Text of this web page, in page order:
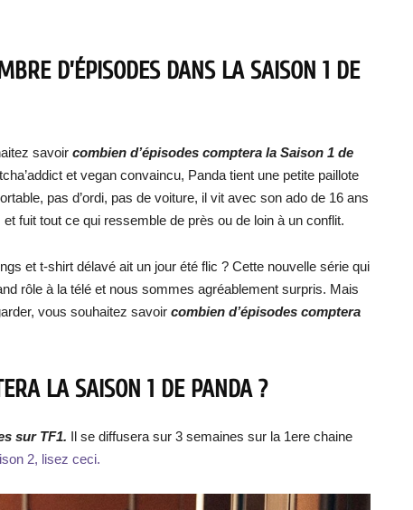
D’ÉPISODES DANS LA SAISON 1 DE
savoir combien d’épisodes comptera la Saison 1 de
et vegan convaincu, Panda tient une petite paillote
pas d’ordi, pas de voiture, il vit avec son ado de 16 ans
fuit tout ce qui ressemble de près ou de loin à un conflit.
et t-shirt délavé ait un jour été flic ? Cette nouvelle série qui
rôle à la télé et nous sommes agréablement surpris. Mais
vous souhaitez savoir combien d’épisodes comptera
LA SAISON 1 DE PANDA ?
sur TF1. Il se diffusera sur 3 semaines sur la 1ere chaine
2, lisez ceci.